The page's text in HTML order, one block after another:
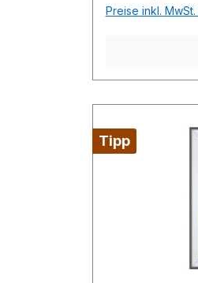
Preise inkl.
Tipp